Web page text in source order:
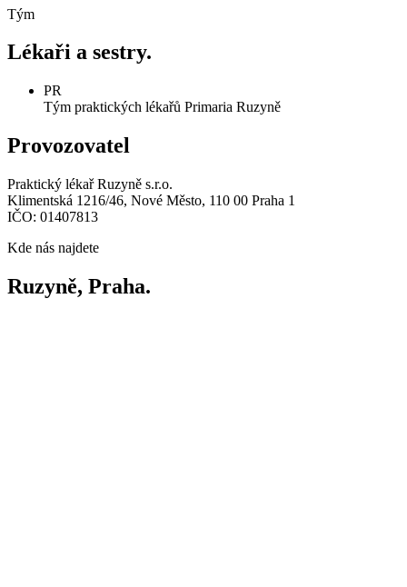
Tým
Lékaři a sestry.
PR
Tým praktických lékařů Primaria Ruzyně
Provozovatel
Praktický lékař Ruzyně s.r.o.
Klimentská 1216/46, Nové Město, 110 00 Praha 1
IČO: 01407813
Kde nás najdete
Ruzyně, Praha.